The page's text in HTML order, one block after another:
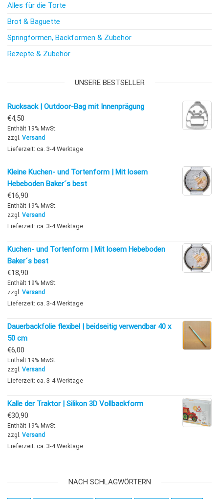
Alles für die Torte
Brot & Baguette
Springformen, Backformen & Zubehör
Rezepte & Zubehör
UNSERE BESTSELLER
Rucksack | Outdoor-Bag mit Innenprägung
€4,50
Enthält 19% MwSt.
zzgl. Versand
Lieferzeit: ca. 3-4 Werktage
Kleine Kuchen- und Tortenform | Mit losem
Hebeboden Baker´s best
€16,90
Enthält 19% MwSt.
zzgl. Versand
Lieferzeit: ca. 3-4 Werktage
Kuchen- und Tortenform | Mit losem Hebeboden
Baker´s best
€18,90
Enthält 19% MwSt.
zzgl. Versand
Lieferzeit: ca. 3-4 Werktage
Dauerbackfolie flexibel | beidseitig verwendbar 40 x
50 cm
€6,00
Enthält 19% MwSt.
zzgl. Versand
Lieferzeit: ca. 3-4 Werktage
Kalle der Traktor | Silikon 3D Vollbackform
€30,90
Enthält 19% MwSt.
zzgl. Versand
Lieferzeit: ca. 3-4 Werktage
NACH SCHLAGWÖRTERN